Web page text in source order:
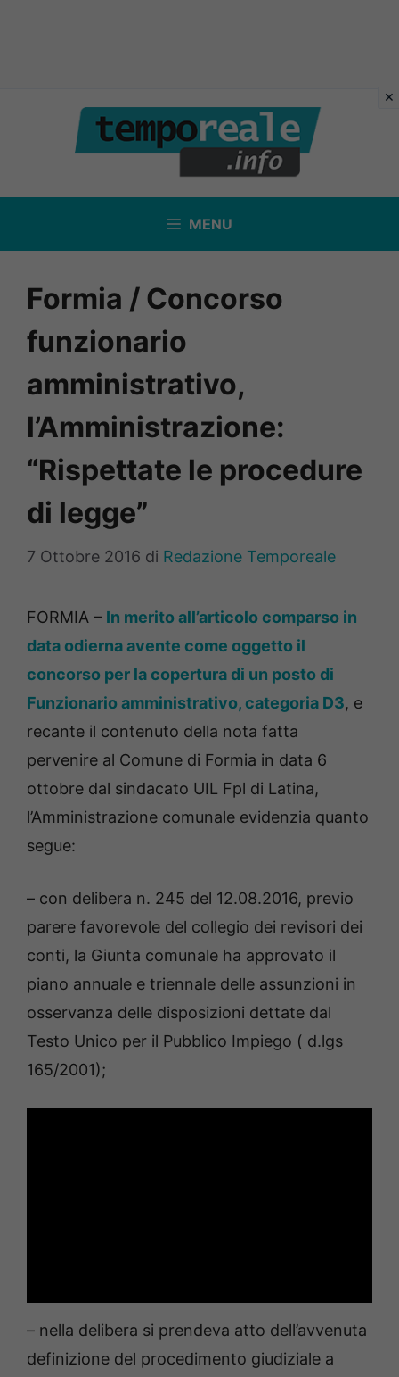
contenuto
MENU
Formia / Concorso
funzionario
amministrativo,
l’Amministrazione:
“Rispettate le procedure
di legge”
7 Ottobre 2016 di Redazione Temporeale
FORMIA – In merito all’articolo comparso in
data odierna avente come oggetto il
concorso per la copertura di un posto di
Funzionario amministrativo, categoria D3, e
recante il contenuto della nota fatta
pervenire al Comune di Formia in data 6
ottobre dal sindacato UIL Fpl di Latina,
l’Amministrazione comunale evidenzia quanto
segue:
– con delibera n. 245 del 12.08.2016, previo
parere favorevole del collegio dei revisori dei
conti, la Giunta comunale ha approvato il
piano annuale e triennale delle assunzioni in
osservanza delle disposizioni dettate dal
Testo Unico per il Pubblico Impiego ( d.lgs
165/2001);
– nella delibera si prendeva atto dell’avvenuta
definizione del procedimento giudiziale a